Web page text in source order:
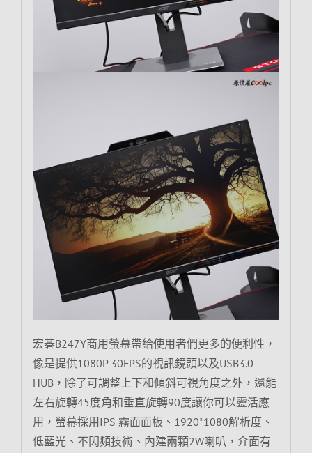
宏碁B247Y商用螢幕帶給使用者們更多的便利性，
像是提供1080P 30FPS的視訊鏡頭以及USB3.0
HUB，除了可調整上下和傾斜可視角度之外，還能
左右旋轉45度角和垂直旋轉90度讓你可以靈活應
用，螢幕採用IPS 霧面面板、1920*1080解析度、
低藍光、不閃頻技術、內建兩顆2W喇叭，介面有